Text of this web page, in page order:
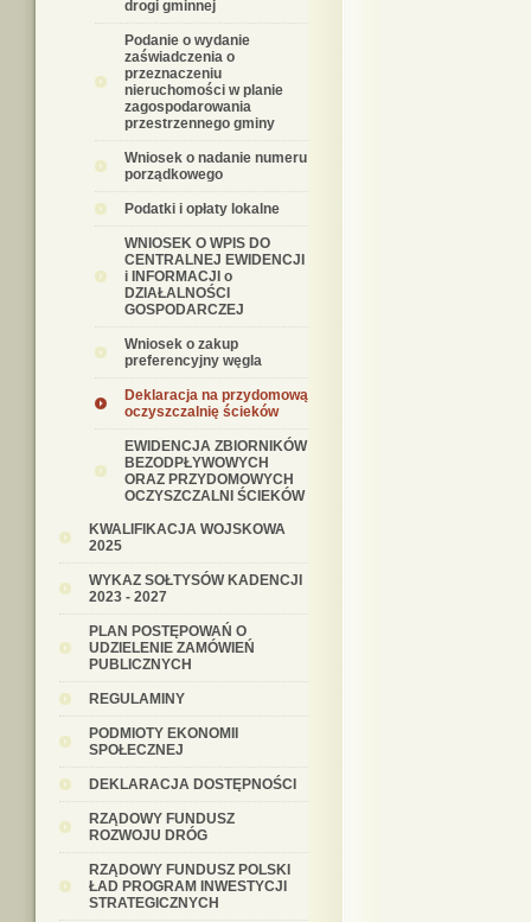
drogi gminnej
Podanie o wydanie
zaświadczenia o
przeznaczeniu
nieruchomości w planie
zagospodarowania
przestrzennego gminy
Wniosek o nadanie numeru
porządkowego
Podatki i opłaty lokalne
WNIOSEK O WPIS DO
CENTRALNEJ EWIDENCJI
i INFORMACJI o
DZIAŁALNOŚCI
GOSPODARCZEJ
Wniosek o zakup
preferencyjny węgla
Deklaracja na przydomową
oczyszczalnię ścieków
EWIDENCJA ZBIORNIKÓW
BEZODPŁYWOWYCH
ORAZ PRZYDOMOWYCH
OCZYSZCZALNI ŚCIEKÓW
KWALIFIKACJA WOJSKOWA
2025
WYKAZ SOŁTYSÓW KADENCJI
2023 - 2027
PLAN POSTĘPOWAŃ O
UDZIELENIE ZAMÓWIEŃ
PUBLICZNYCH
REGULAMINY
PODMIOTY EKONOMII
SPOŁECZNEJ
DEKLARACJA DOSTĘPNOŚCI
RZĄDOWY FUNDUSZ
ROZWOJU DRÓG
RZĄDOWY FUNDUSZ POLSKI
ŁAD PROGRAM INWESTYCJI
STRATEGICZNYCH